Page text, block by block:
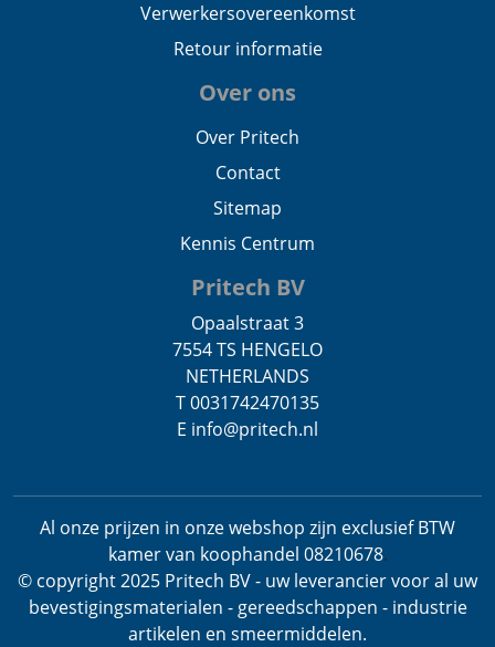
Verwerkersovereenkomst
Retour informatie
Over ons
Over Pritech
Contact
Sitemap
Kennis Centrum
Pritech BV
Opaalstraat 3
7554 TS HENGELO
NETHERLANDS
T 0031742470135
E info@pritech.nl
Al onze prijzen in onze webshop zijn exclusief BTW
kamer van koophandel 08210678.
© copyright 2025 Pritech BV - uw leverancier voor al uw
bevestigingsmaterialen - gereedschappen - industrie
artikelen en smeermiddelen.